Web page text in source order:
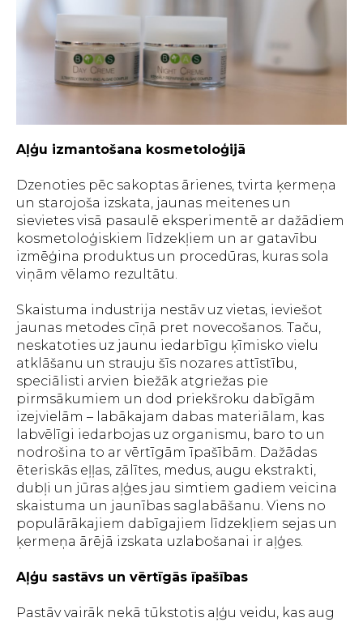
Aļģu izmantošana kosmetoloģijā
Dzenoties pēc sakoptas ārienes, tvirta ķermeņa
un starojoša izskata, jaunas meitenes un
sievietes visā pasaulē eksperimentē ar dažādiem
kosmetoloģiskiem līdzekļiem un ar gatavību
izmēģina produktus un procedūras, kuras sola
viņām vēlamo rezultātu.
Skaistuma industrija nestāv uz vietas, ieviešot
jaunas metodes cīņā pret novecošanos. Taču,
neskatoties uz jaunu iedarbīgu ķīmisko vielu
atklāšanu un strauju šīs nozares attīstību,
speciālisti arvien biežāk atgriežas pie
pirmsākumiem un dod priekšroku dabīgām
izejvielām – labākajam dabas materiālam, kas
labvēlīgi iedarbojas uz organismu, baro to un
nodrošina to ar vērtīgām īpašībām. Dažādas
ēteriskās eļļas, zālītes, medus, augu ekstrakti,
dubļi un jūras aļģes jau simtiem gadiem veicina
skaistuma un jaunības saglabāšanu. Viens no
populārākajiem dabīgajiem līdzekļiem sejas un
ķermeņa ārējā izskata uzlabošanai ir aļģes.
Aļģu sastāvs un vērtīgās īpašības
Pastāv vairāk nekā tūkstotis aļģu veidu, kas aug